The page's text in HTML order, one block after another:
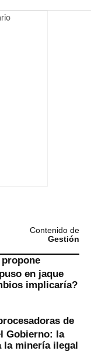
Contenido de
Gestión
en jaque
implicaría?
de
Gobierno: la
la minería ilegal